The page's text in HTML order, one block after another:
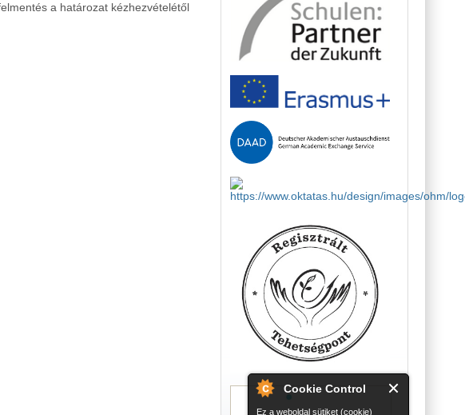
Cookie Control
Ez a weboldal sütiket (cookie)
a határozat kézhezvételétől